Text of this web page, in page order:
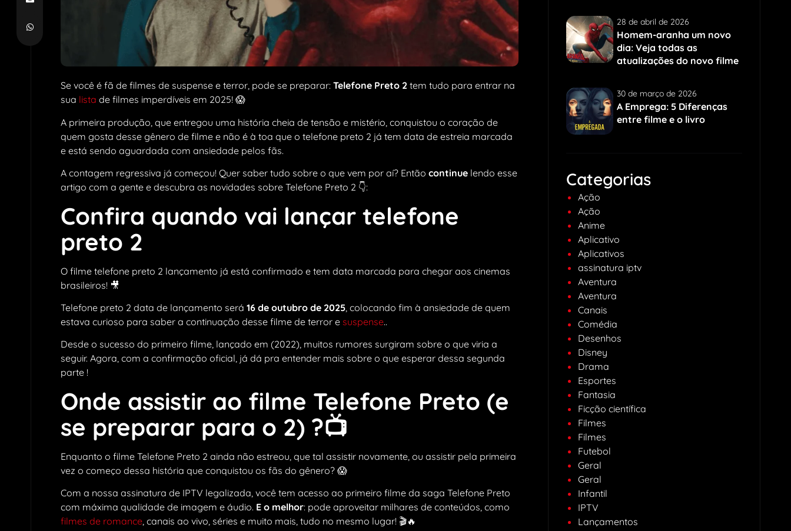
Se você é fã de filmes de suspense e terror, pode se preparar: Telefone Preto 2 tem tudo para entrar na
sua lista de filmes imperdíveis em 2025! 😱
A primeira produção, que entregou uma história cheia de tensão e mistério, conquistou o coração de
quem gosta desse gênero de filme e não é à toa que o telefone preto 2 já tem data de estreia marcada
e está sendo aguardada com ansiedade pelos fãs.
A contagem regressiva já começou! Quer saber tudo sobre o que vem por aí? Então continue lendo esse
artigo com a gente e descubra as novidades sobre Telefone Preto 2 👇:
Confira quando vai lançar telefone
preto 2
O filme telefone preto 2 lançamento já está confirmado e tem data marcada para chegar aos cinemas
brasileiros! 🎥
Telefone preto 2 data de lançamento será 16 de outubro de 2025 , colocando fim à ansiedade de quem
estava curioso para saber a continuação desse filme de terror e suspense..
Desde o sucesso do primeiro filme, lançado em (2022), muitos rumores surgiram sobre o que viria a
seguir. Agora, com a confirmação oficial, já dá pra entender mais sobre o que esperar dessa segunda
parte !
Onde assistir ao filme Telefone Preto (e
se preparar para o 2) ?📺
Enquanto o filme Telefone Preto 2 ainda não estreou, que tal assistir novamente, ou assistir pela primeira
vez o começo dessa história que conquistou os fãs do gênero? 😱
Com a nossa assinatura de IPTV legalizada, você tem acesso ao primeiro filme da saga Telefone Preto
com máxima qualidade de imagem e áudio. E o melhor: pode aproveitar milhares de conteúdos, como
filmes de romance, canais ao vivo, séries e muito mais, tudo no mesmo lugar! 🎬🔥
28 de abril de 2026
Homem-aranha um novo
dia: Veja todas as
atualizações do novo filme
30 de março de 2026
A Emprega: 5 Diferenças
entre filme e o livro
Categorias
Ação
Ação
Anime
Aplicativo
Aplicativos
assinatura iptv
Aventura
Aventura
Canais
Comédia
Desenhos
Disney
Drama
Esportes
Fantasia
Ficção científica
Filmes
Filmes
Futebol
Geral
Geral
Infantil
IPTV
Lançamentos